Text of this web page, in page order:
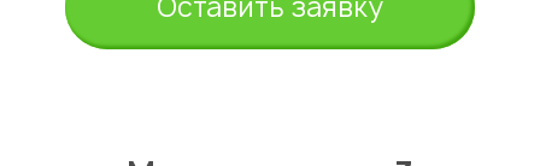
Оставить заявку